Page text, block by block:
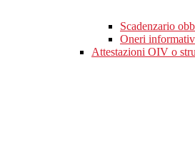
Scadenzario
Oneri
Attestazioni OIV o